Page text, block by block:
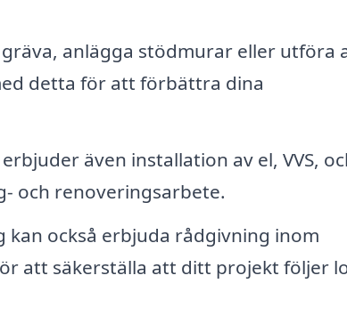
anlägga stödmurar eller utföra
detta för att förbättra dina
även installation av el, VVS,
och renoveringsarbete.
kan också erbjuda rådgivning inom
att säkerställa att ditt projekt följer